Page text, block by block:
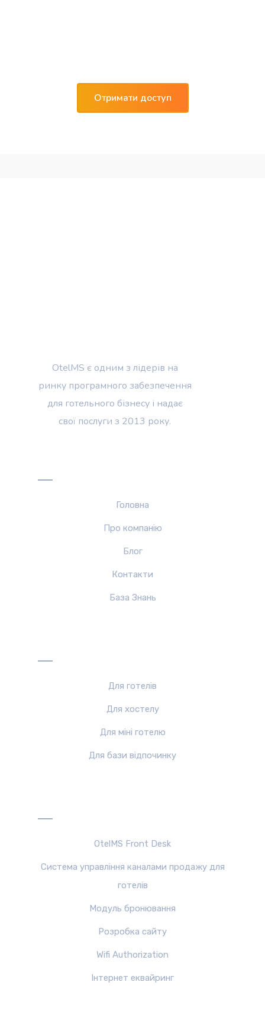
Отримати доступ
OtelMS є одним з лідерів на
ринку програмного забезпечення
для готельного бізнесу і надає
свої послуги з 2013 року.
Головна
Про компанiю
Блог
Контакти
База Знань
Для готелів
Для хостелу
Для міні готелю
Для бази відпочинку
OtelMS Front Desk
Система управління каналами продажу для
готелів
Модуль бронювання
Розробка сайту
Wifi Authorization
Інтернет еквайринг